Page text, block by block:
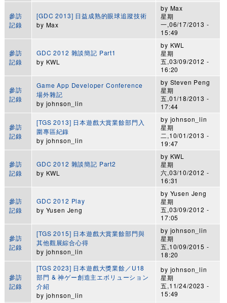
參訪
記錄
[GDC 2013] 日益成熟的眼球追蹤技術
by Max
by Max
星期
一,06/17/2013 -
15:49
參訪
記錄
GDC 2012 雜談簡記 Part1
by KWL
by KWL
星期
五,03/09/2012 -
16:20
參訪
記錄
Game App Developer Conference
場外雜記
by johnson_lin
by Steven Peng
星期
五,01/18/2013 -
17:44
參訪
記錄
[TGS 2013] 日本遊戲大賞業餘部門入
圍專區紀錄
by johnson_lin
by johnson_lin
星期
二,10/01/2013 -
19:47
參訪
記錄
GDC 2012 雜談簡記 Part2
by KWL
by KWL
星期
六,03/10/2012 -
16:31
參訪
記錄
GDC 2012 Play
by Yusen Jeng
by Yusen Jeng
星期
五,03/09/2012 -
17:05
參訪
記錄
[TGS 2015] 日本遊戲大賞業餘部門與
其他觀展綜合心得
by johnson_lin
by johnson_lin
星期
五,10/09/2015 -
18:20
參訪
記錄
[TGS 2023] 日本遊戲大獎業餘／U18
部門 & 神ゲー創造主エボリューション
介紹
by johnson_lin
by johnson_lin
星期
五,11/24/2023 -
15:49